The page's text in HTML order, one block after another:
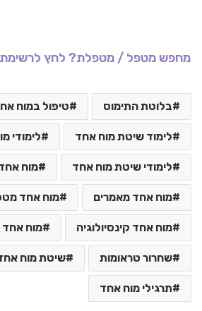
מחפש מטפל / מטפלת? לחץ לרשימת
בלוטת התימוס טיפול במוח
לימוד שיטת מוח אחד לימודי
לימודי שיטת מוח אחד מוח
מוח אחד מאמרים מוח אחד
מוח אחד קינסיולוגיה מוח אחד
שחרור טראומות שיטת מוח
תרגילי מוח אחד